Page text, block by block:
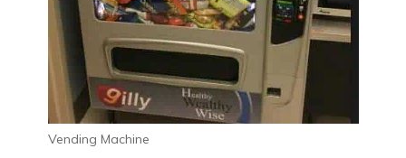
Vending Machine